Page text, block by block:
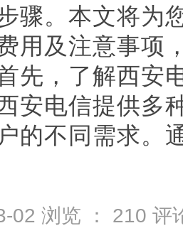
骤。本文将为
用及注意事项
先，了解西安
安电信提供多
的不同需求。
02 浏览 ： 210 评